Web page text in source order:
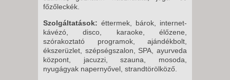
főzőleckék.
Szolgáltatások: éttermek, bárok, internet-
kávézó, disco, karaoke, élőzene,
szórakoztató programok, ajándékbolt,
ékszerüzlet, szépségszalon, SPA, ayurveda
központ, jacuzzi, szauna, mosoda,
nyugágyak napernyővel, strandtörölköző.